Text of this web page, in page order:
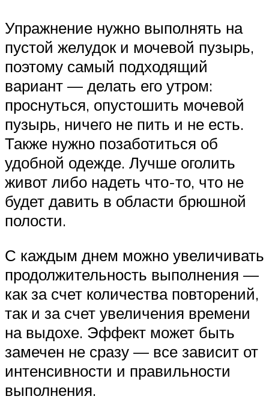
Упражнение нужно выполнять на
пустой желудок и мочевой пузырь,
поэтому самый подходящий
вариант — делать его утром:
проснуться, опустошить мочевой
пузырь, ничего не пить и не есть.
Также нужно позаботиться об
удобной одежде. Лучше оголить
живот либо надеть что-то, что не
будет давить в области брюшной
полости.
С каждым днем можно увеличивать
продолжительность выполнения —
как за счет количества повторений,
так и за счет увеличения времени
на выдохе. Эффект может быть
замечен не сразу — все зависит от
интенсивности и правильности
выполнения.